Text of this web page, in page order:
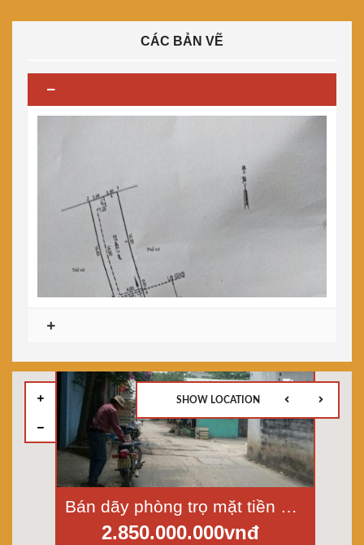
CÁC BẢN VẼ
Bán dãy phòng trọ mặt tiền đường Bờ Xe Lam, Tân Kiên, Bình Chánh, diện tích 5x20m
2.850.000.000vnđ
SHOW LOCATION